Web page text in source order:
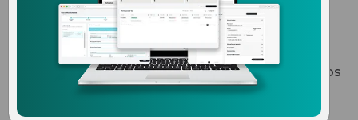
Si apuestas por el comercio exterior necesitas
aprender a sortear los retos diarios de los negocios
internacionales. Hoy te compartimos 12 grandes
desafíos que enfrentarás cuando operas en